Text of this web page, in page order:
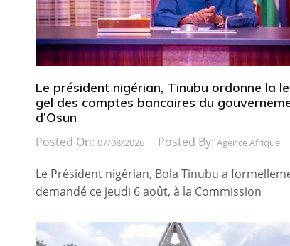
Le président nigérian, Tinubu ordonne la
gel des comptes bancaires du
d’Osun
Posted On: 07/08/2026 Posted By: Agence Afrique
Le Président nigérian, Bola Tinubu a
demandé ce jeudi 6 août, à la Commission